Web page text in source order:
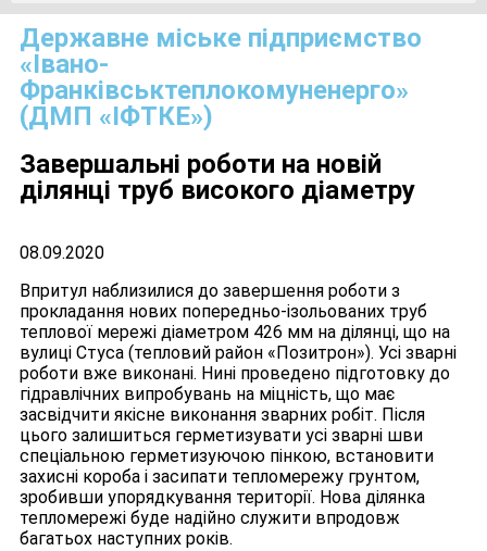
Державне міське підприємство
«Івано-
Франківськтеплокомуненерго»
(ДМП «ІФТКЕ»)
Завершальні роботи на новій
ділянці труб високого діаметру
08.09.2020
Впритул наблизилися до завершення роботи з
прокладання нових попередньо-ізольованих труб
теплової мережі діаметром 426 мм на ділянці, що на
вулиці Стуса (тепловий район «Позитрон»). Усі зварні
роботи вже виконані. Нині проведено підготовку до
гідравлічних випробувань на міцність, що має
засвідчити якісне виконання зварних робіт. Після
цього залишиться герметизувати усі зварні шви
спеціальною герметизуючою пінкою, встановити
захисні короба і засипати тепломережу грунтом,
зробивши упорядкування території. Нова ділянка
тепломережі буде надійно служити впродовж
багатьох наступних років.